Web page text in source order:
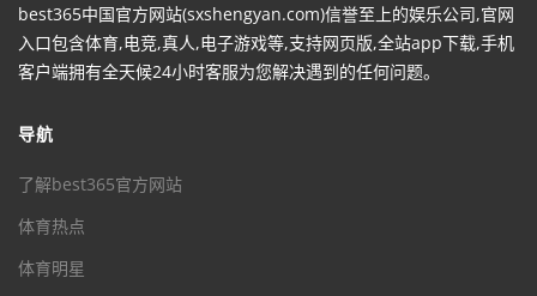
best365中国官方网站(sxshengyan.com)信誉至上的娱乐公司,官网
入口包含体育,电竞,真人,电子游戏等,支持网页版,全站app下载,手机
客户端拥有全天候24小时客服为您解决遇到的任何问题。
导航
了解best365官方网站
体育热点
体育明星